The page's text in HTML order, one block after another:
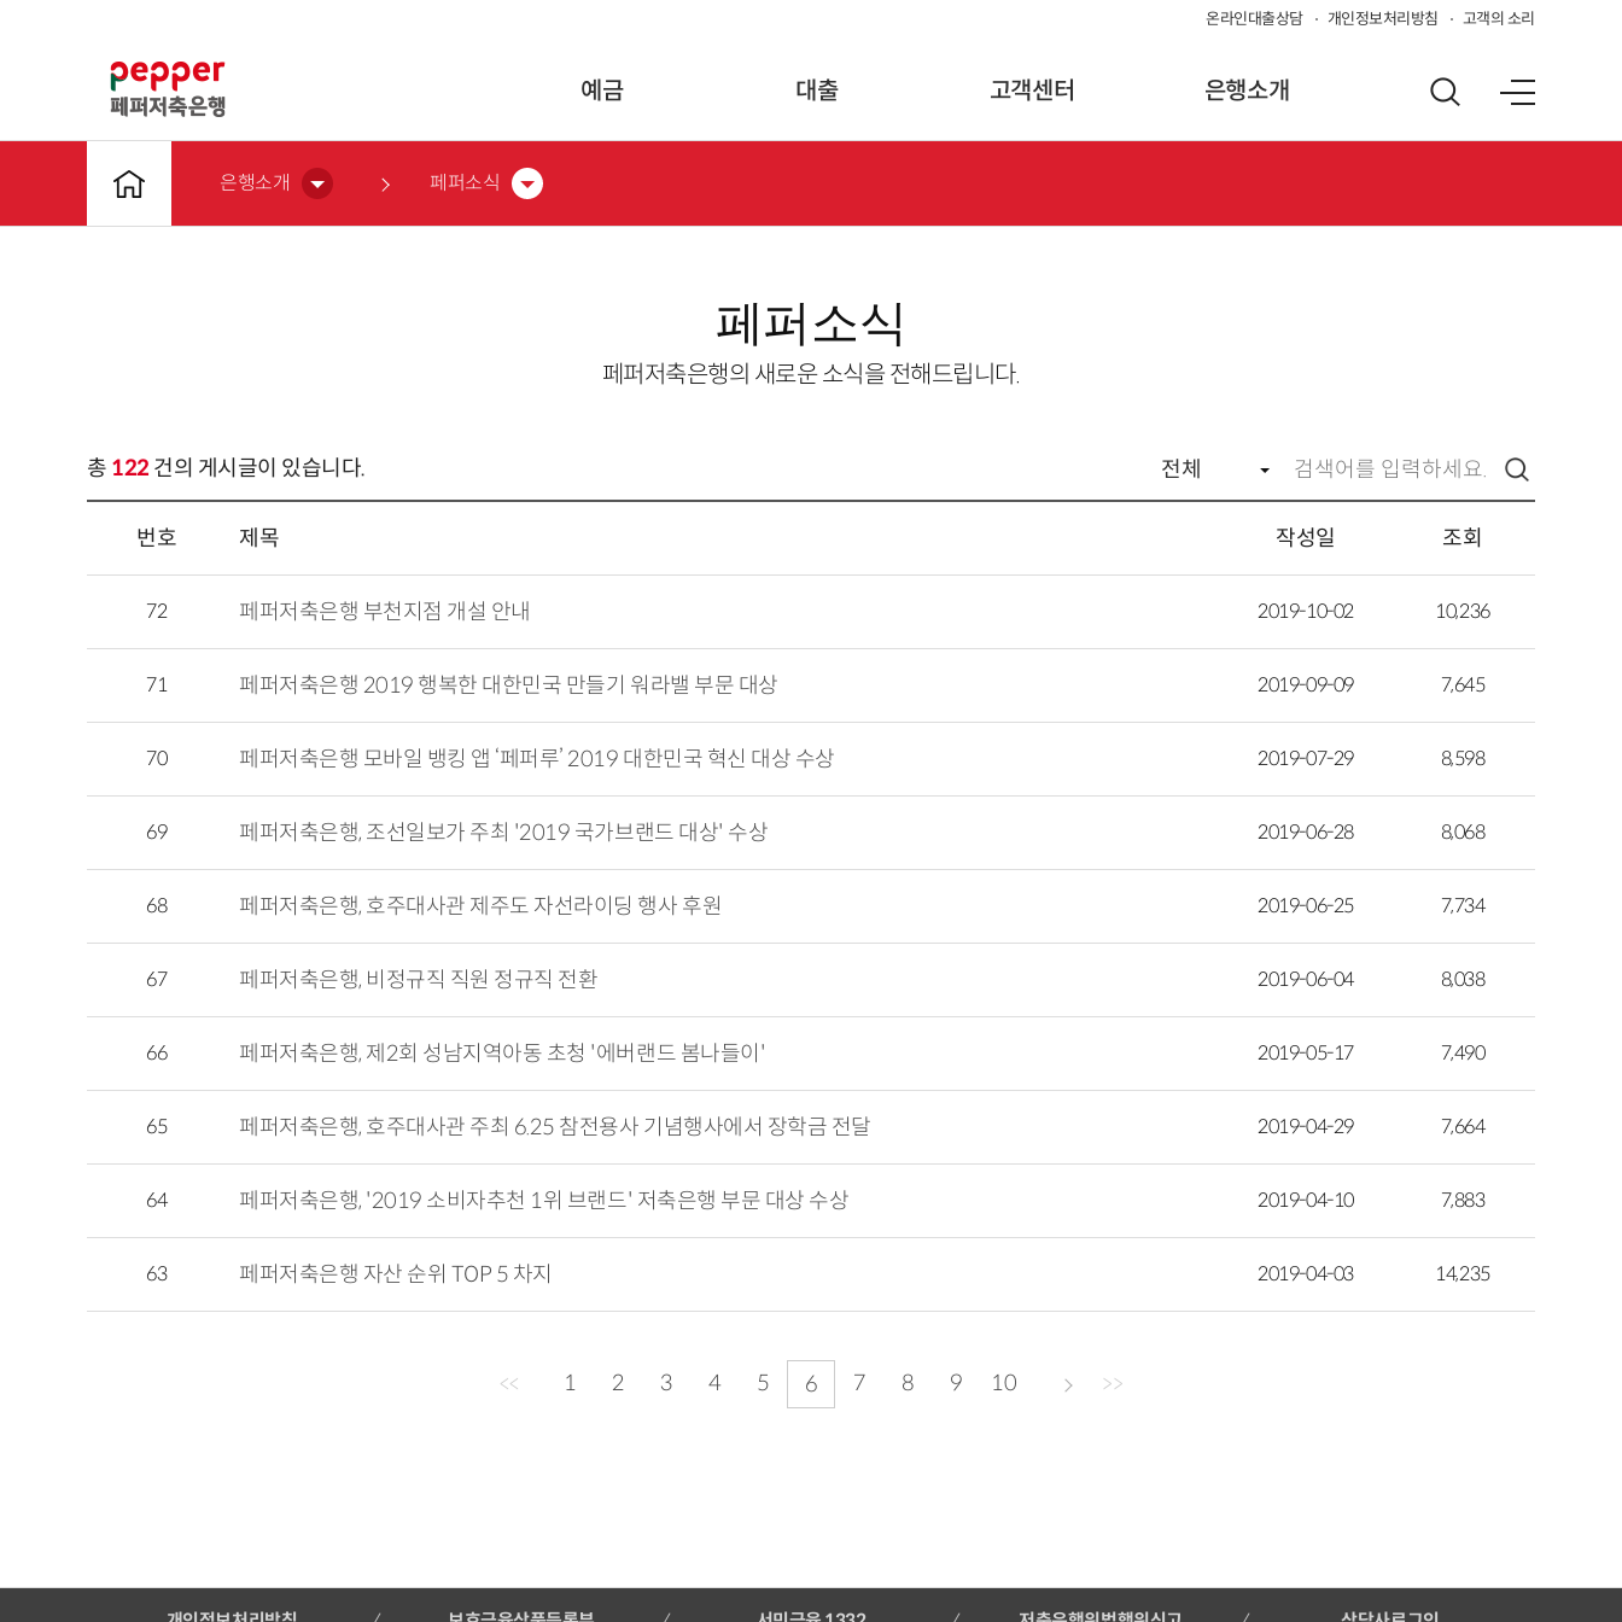
온라인대출상담 개인정보처리방침 고객의 소리
예금 대출 고객센터 은행소개
은행소개 페퍼소식
페퍼소식
페퍼저축은행의 새로운 소식을 전해드립니다.
총 122 건의 게시글이 있습니다.
번호 제목 작성일 조회
72 페퍼저축은행 부천지점 개설 안내 2019-10-02 10,236
71 페퍼저축은행 2019 행복한 대한민국 만들기 워라밸 부문 대상 2019-09-09 7,645
70 페퍼저축은행 모바일 뱅킹 앱 ‘페퍼루’ 2019 대한민국 혁신 대상 수상 2019-07-29 8,598
69 페퍼저축은행, 조선일보가 주최 '2019 국가브랜드 대상' 수상 2019-06-28 8,068
68 페퍼저축은행, 호주대사관 제주도 자선라이딩 행사 후원 2019-06-25 7,734
67 페퍼저축은행, 비정규직 직원 정규직 전환 2019-06-04 8,038
66 페퍼저축은행, 제2회 성남지역아동 초청 '에버랜드 봄나들이' 2019-05-17 7,490
65 페퍼저축은행, 호주대사관 주최 6.25 참전용사 기념행사에서 장학금 전달 2019-04-29 7,664
64 페퍼저축은행, '2019 소비자추천 1위 브랜드' 저축은행 부문 대상 수상 2019-04-10 7,883
63 페퍼저축은행 자산 순위 TOP 5 차지 2019-04-03 14,235
<< 1 2 3 4 5 6 7 8 9 10 >>